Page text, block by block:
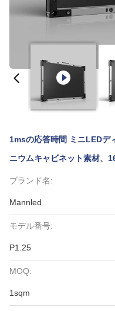
1msの応答時間 ミニLEDデ
ニウムキャビネット素材、
ブランド名:
Mannled
モデル番号:
P1.25
MOQ:
1sqm